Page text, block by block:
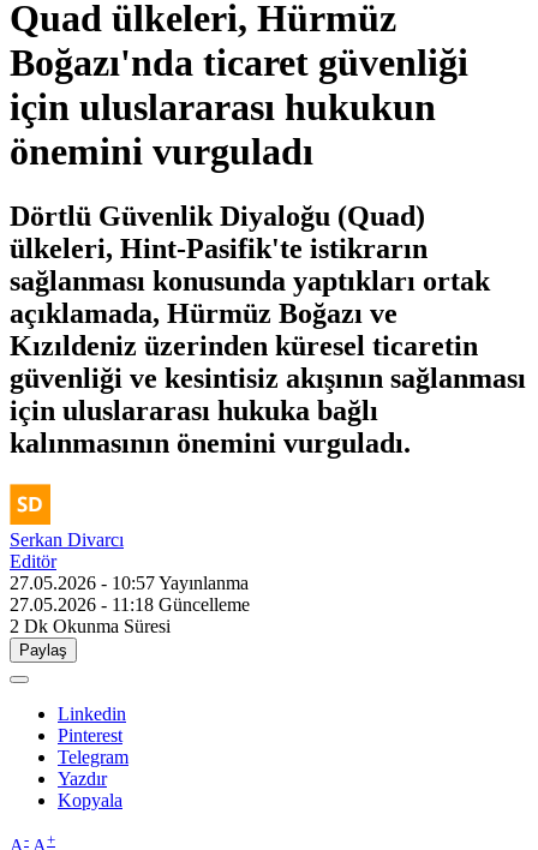
Quad ülkeleri, Hürmüz
Boğazı'nda ticaret güvenliği
için uluslararası hukukun
önemini vurguladı
Dörtlü Güvenlik Diyaloğu (Quad)
ülkeleri, Hint-Pasifik'te istikrarın
sağlanması konusunda yaptıkları ortak
açıklamada, Hürmüz Boğazı ve
Kızıldeniz üzerinden küresel ticaretin
güvenliği ve kesintisiz akışının sağlanması
için uluslararası hukuka bağlı
kalınmasının önemini vurguladı.
Serkan Divarcı
Editör
27.05.2026 - 10:57Yayınlanma
27.05.2026 - 11:18 Güncelleme
2 Dk Okunma Süresi
Paylaş
Linkedin
Pinterest
Telegram
Yazdır
Kopyala
- +